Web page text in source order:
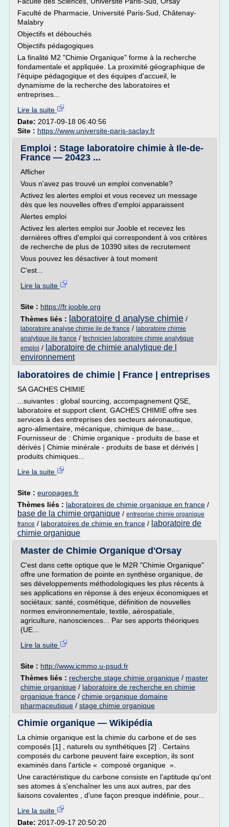
Faculté de Pharmacie, Université Paris-Sud, Châtenay-
Malabry
Objectifs et débouchés
Objectifs pédagogiques
La finalité M2 "Chimie Organique" forme à la recherche
fondamentale et appliquée. La proximité géographique de
l'équipe pédagogique et des équipes d'accueil, le
dynamisme de la recherche des laboratoires et
entreprises...
Lire la suite
Date: 2017-09-18 06:40:56
Site : https://www.universite-paris-saclay.fr
Emploi : Stage laboratoire chimie à Ile-de-
France — 20423 ...
Afficher
Vous n'avez pas trouvé un emploi convenable?
Activez les alertes emploi et vous recevez un message
dès que les nouvelles offres d'emploi apparaissent
Alertes emploi
Activez les alertes emploi sur Jooble et recevez les
dernières offres d'emploi qui correspondent à vos critères
de recherche de plus de 10390 sites de recrutement
Vous pouvez les désactiver à tout moment
C'est...
Lire la suite
Site : https://fr.jooble.org
Thèmes liés : laboratoire d analyse chimie /
laboratoire analyse chimie ile de france / laboratoire chimie
analytique ile france / technicien laboratoire chimie analytique
emploi / laboratoire de chimie analytique de l
environnement
laboratoires de chimie | France | entreprises
SA GACHES CHIMIE
...suivantes : global sourcing, accompagnement QSE,
laboratoire et support client. GACHES CHIMIE offre ses
services à des entreprises des secteurs aéronautique,
agro-alimentaire, mécanique, chimique de base,...
Fournisseur de : Chimie organique - produits de base et
dérivés | Chimie minérale - produits de base et dérivés |
produits chimiques...
Lire la suite
Site : europages.fr
Thèmes liés : laboratoires de chimie organique en france /
base de la chimie organique / entreprise chimie organique
france / laboratoires de chimie en france / laboratoire de
chimie organique
Master de Chimie Organique d'Orsay
C'est dans cette optique que le M2R "Chimie Organique"
offre une formation de pointe en synthèse organique, de
ses développements méthodologiques les plus récents à
ses applications en réponse à des enjeux économiques et
sociétaux: santé, cosmétique, définition de nouvelles
normes environnementale, textile, aérospatiale,
agriculture, nanosciences... Par ses apports théoriques
(UE...
Lire la suite
Site : http://www.icmmo.u-psud.fr
Thèmes liés : recherche stage chimie organique / master
chimie organique / laboratoire de recherche en chimie
organique france / chimie organique domaine
pharmaceutique / stage chimie organique
Chimie organique — Wikipédia
La chimie organique est la chimie du carbone et de ses
composés [1] , naturels ou synthétiques [2] . Certains
composés du carbone peuvent faire exception, ils sont
examinés dans l'article « composé organique ».
Une caractéristique du carbone consiste en l'aptitude qu'ont
ses atomes à s'enchaîner les uns aux autres, par des
liaisons covalentes , d'une façon presque indéfinie, pour...
Lire la suite
Date: 2017-09-17 20:50:20